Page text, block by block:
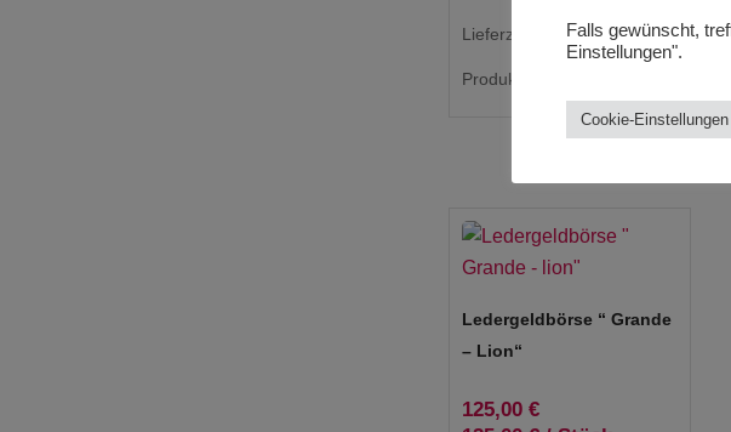
Lieferzeit: 1-3 Werktage
Produkt enthält: 1
Ledergeldbörse “ Grande
– Lion“
125,00 €
Falls gewünscht,
Einstellungen".
Cookie-Einstellungen